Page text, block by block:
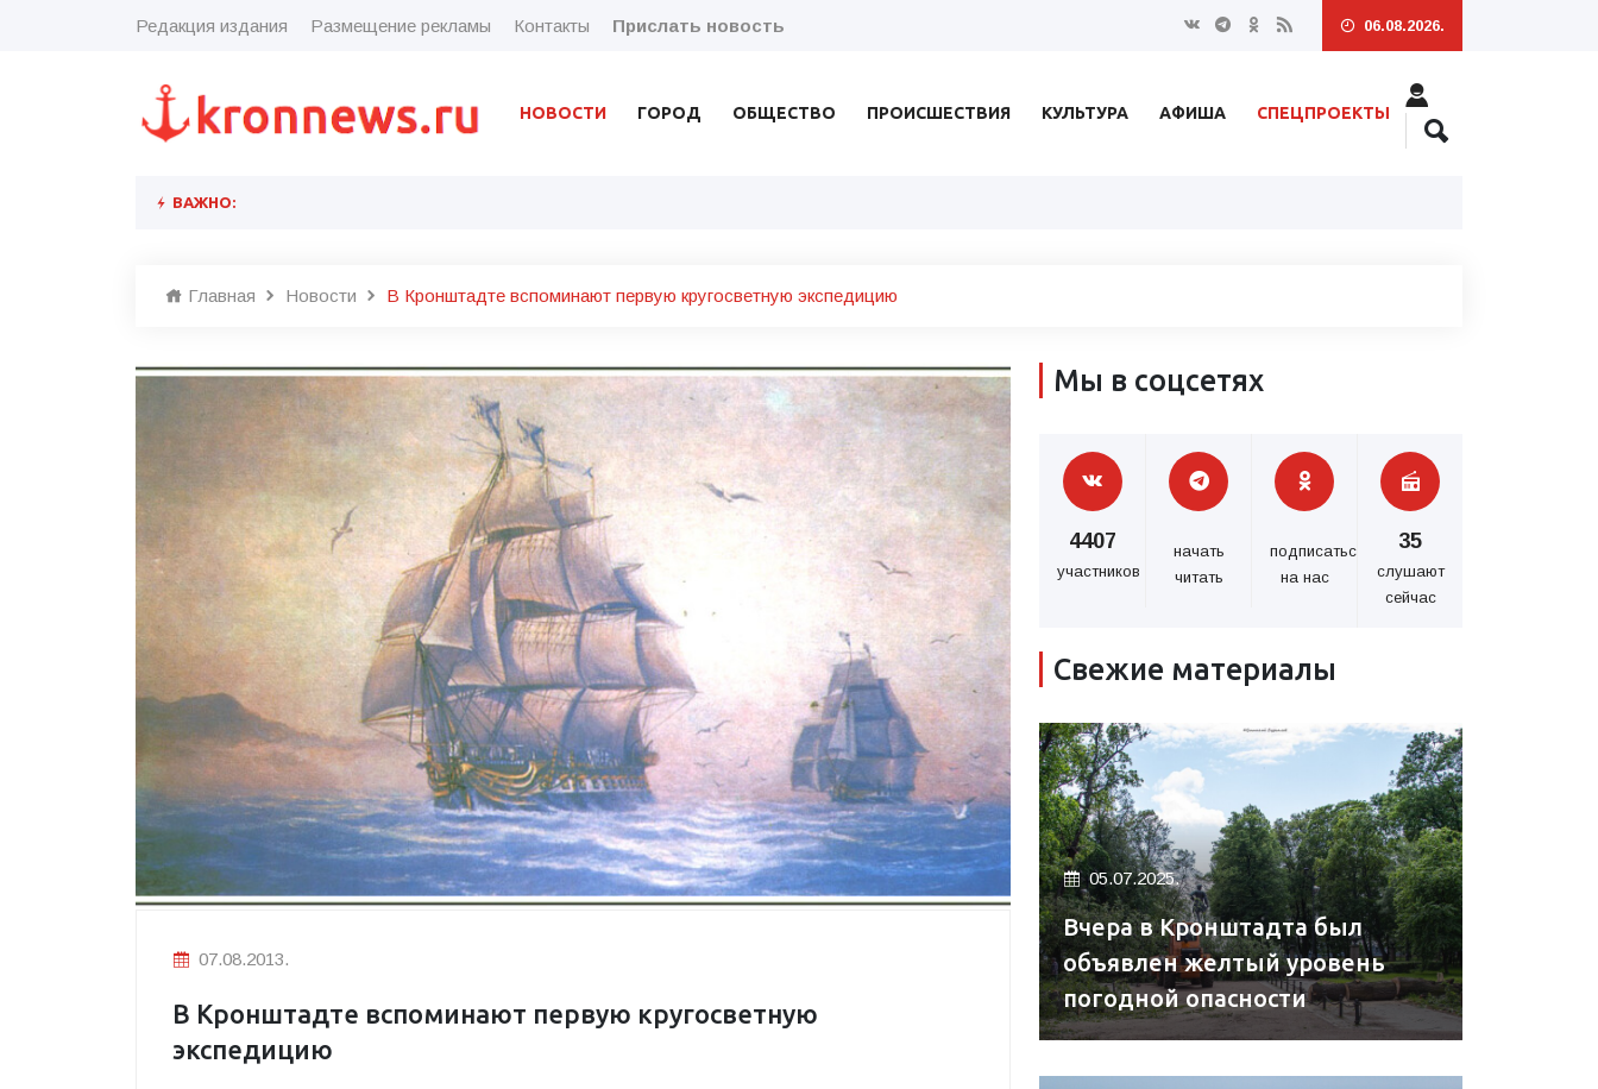
Редакция издания Размещение рекламы Контакты Прислать новость 06.08.2026.
НОВОСТИ ГОРОД ОБЩЕСТВО ПРОИСШЕСТВИЯ КУЛЬТУРА АФИША СПЕЦПРОЕКТЫ
ВАЖНО:
Главная Новости В Кронштадте вспоминают первую кругосветную экспедицию
07.08.2013.
В Кронштадте вспоминают первую кругосветную
экспедицию
Мы в соцсетях
4407
участников
начать
читать
подписаться
на нас
35
слушают
сейчас
Свежие материалы
05.07.2025.
Вчера в Кронштадта был
объявлен желтый уровень
погодной опасности